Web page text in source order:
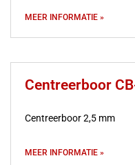
MEER INFORMATIE »
Centreerboor
Centreerboor 2,5 mm
MEER INFORMATIE »